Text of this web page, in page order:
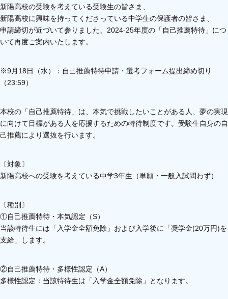
新陽高校の受験を考えている受験生の皆さま、
新陽高校に興味を持ってくださっている中学生の保護者の皆さま、
申請締切が近づいて参りました、2024-25年度の「自己推薦特待」につ
いて再度ご案内いたします。
※9月18日（水）：自己推薦特待申請・選考フォーム提出締め切り
（23:59）
本校の「自己推薦特待」は、本気で挑戦したいことがある人、夢の実現
に向けて目標がある人を応援するための特待制度です。受験生自身の自
己推薦により選抜を行います。
〔対象〕
新陽高校への受験を考えている中学3年生（単願・一般入試問わず）
〔種別〕
①自己推薦特待・本気認定（S）
当該特待生には「入学金全額免除」および入学後に「奨学金(20万円)を
支給」します。
②自己推薦特待・多様性認定（A）
多様性認定：当該特待生は「入学金全額免除」となります。